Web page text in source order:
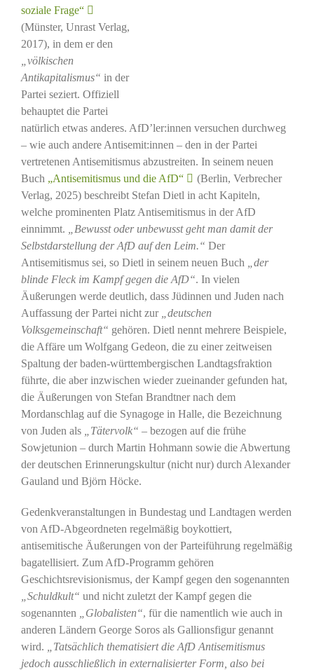
soziale Frage“
(Münster, Unrast Verlag,
2017), in dem er den
„völkischen
Antikapitalismus“ in der
Partei seziert. Offiziell
behauptet die Partei
natürlich etwas anderes. AfD’ler:innen versuchen durchweg
– wie auch andere Antisemit:innen – den in der Partei
vertretenen Antisemitismus abzustreiten. In seinem neuen
Buch „Antisemitismus und die AfD“
(Berlin, Verbrecher
Verlag, 2025) beschreibt Stefan Dietl in acht Kapiteln,
welche prominenten Platz Antisemitismus in der AfD
einnimmt.
„Bewusst oder unbewusst geht man damit der
Selbstdarstellung der AfD auf den Leim.“ Der
Antisemitismus sei, so Dietl in seinem neuen Buch
„der
blinde Fleck im Kampf gegen die AfD“. In vielen
Äußerungen werde deutlich, dass Jüdinnen und Juden nach
Auffassung der Partei nicht zur
„deutschen
Volksgemeinschaft“ gehören. Dietl nennt mehrere Beispiele,
die Affäre um Wolfgang Gedeon, die zu einer zeitweisen
Spaltung der baden-württembergischen Landtagsfraktion
führte, die aber inzwischen wieder zueinander gefunden hat,
die Äußerungen von Stefan Brandtner nach dem
Mordanschlag auf die Synagoge in Halle, die Bezeichnung
von Juden als
„Tätervolk“ – bezogen auf die frühe
Sowjetunion – durch Martin Hohmann sowie die Abwertung
der deutschen Erinnerungskultur (nicht nur) durch Alexander
Gauland und Björn Höcke.
Gedenkveranstaltungen in Bundestag und Landtagen werden
von AfD-Abgeordneten regelmäßig boykottiert,
antisemitische Äußerungen von der Parteiführung regelmäßig
bagatellisiert. Zum AfD-Programm gehören
Geschichtsrevisionismus, der Kampf gegen den sogenannten
„Schuldkult“ und nicht zuletzt der Kampf gegen die
sogenannten
„Globalisten“, für die namentlich wie auch in
anderen Ländern George Soros als Gallionsfigur genannt
wird.
„Tatsächlich thematisiert die AfD Antisemitismus
jedoch ausschließlich in externalisierter Form, also bei